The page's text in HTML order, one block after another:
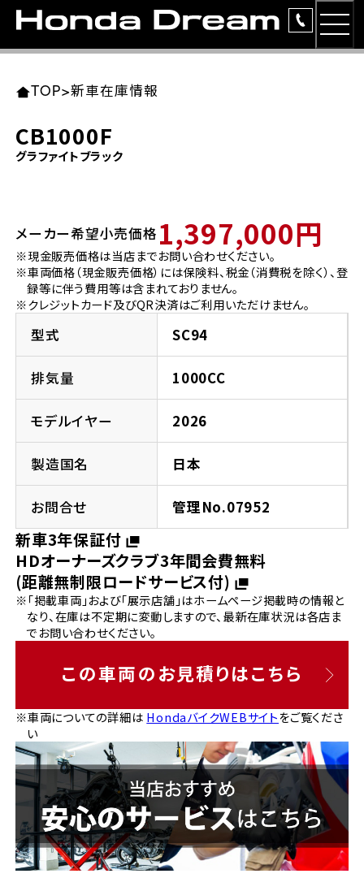
ラインアップ
レンタルバイク
洋用品
イベント
法人向けサービス
お問い合わせ
TOP>新車在庫情報
CB1000F
グラファイトブラック
メーカー希望小売価格 1,397,000円
※現金販売価格は当店までお問い合わせください。
※車両価格（現金販売価格）には保険料、税金（消費税を除く）、登
録等に伴う費用等は含まれておりません。
※クレジットカード及びQR決済はご利用いただけません。
型式 SC94
排気量 1000CC
モデルイヤー 2026
製造国名 日本
お問合せ 管理No.07952
新車3年保証付
HDオーナーズクラブ3年間会費無料
(距離無制限ロードサービス付)
※「掲載車両」および「展示店舗」はホームページ掲載時の情報と
なり、在庫は不定期に変動しますので、最新在庫状況は各店ま
でお問い合わせください。
この車両のお見積りはこちら
※車両についての詳細は HondaバイクWEBサイトをご覧くださ
い
東北エリア 店舗一覧
岩手県
宮城県
ホンダドリーム 仙台泉
ホンダドリーム 宮城岩沼
福島県
ホンダドリーム 郡山
関東エリア 店舗一覧
東京都
ホンダドリーム 西東京
ホンダドリーム 練馬
ホンダドリーム 板橋
ホンダドリーム 葛飾
ホンダドリーム 大田
ホンダドリーム 立川
神奈川県
ホンダドリーム 磯子
ホンダドリーム 横浜都筑
ホンダドリーム 横浜緑
千葉県
ホンダドリーム 船橋
中部エリア 店舗一覧
愛知県
ホンダドリーム 名古屋南
ホンダドリーム 小牧
ホンダドリーム 名古屋東
ホンダドリーム 一宮
ホンダドリーム 豊橋
ホンダドリーム 名古屋上小田井
岐阜県
ホンダドリーム 岐阜
近畿エリア 店舗一覧
大阪府
ホンダドリーム 箕面
ホンダドリーム 藤井寺
ホンダドリーム 東淀川
ホンダドリーム 豊中
京都府
ホンダドリーム 京都伏見
ホンダドリーム 京都北山
兵庫県
ホンダドリーム 神戸灘
ホンダドリーム 尼崎
ホンダドリーム 姫路
ホンダドリーム 西宮甲子園
奈良県
中国・四国エリア 店舗一覧
岡山県
広島県
ホンダドリーム 広島
ホンダドリーム 福山
徳島県
ホンダドリーム 徳島
香川県
ホンダドリーム 高松
高知県
九州エリア 店舗一覧
福岡県
ホンダドリーム 福岡東
ホンダドリーム 久留米
ホンダドリーム 福岡春日
ホンダドリーム 福岡西
熊本県
ホンダドリーム 熊本